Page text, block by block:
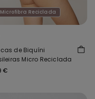
Microfibra Reciclada
de Biquíni
Micro Reciclada
€